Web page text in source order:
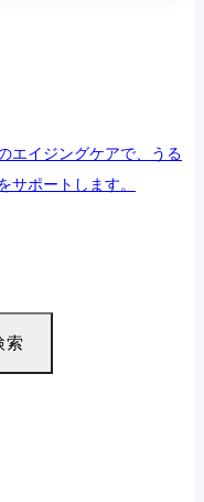
エイジングケアで、うる
サポートします。
索